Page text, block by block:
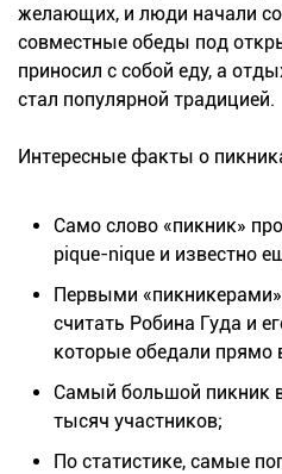
желающих, и люди начали
совместные обеды под
приносил с собой еду, а
стал популярной традицией.
Интересные факты о
Само слово «пикник»
pique-nique и известно
Первыми
считать Робина Гуда и
которые обедали прямо
Самый большой пикник
тысяч участников;
По статистике, самые